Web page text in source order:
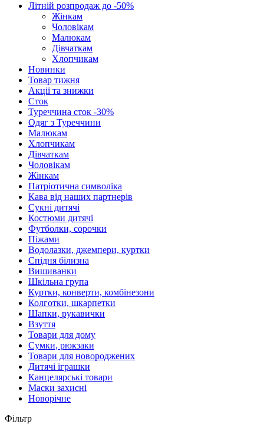
Літній розпродаж до -50%
Жінкам
Чоловікам
Малюкам
Дівчаткам
Хлопчикам
Новинки
Товар тижня
Акції та знижки
Сток
Туреччина сток -30%
Одяг з Туреччини
Малюкам
Хлопчикам
Дівчаткам
Чоловікам
Жінкам
Патріотична символіка
Кава від наших партнерів
Сукні дитячі
Костюми дитячі
Футболки, сорочки
Піжами
Водолазки, джемпери, куртки
Спідня білизна
Вишиванки
Шкільна група
Куртки, конверти, комбінезони
Колготки, шкарпетки
Шапки, рукавички
Взуття
Товари для дому
Сумки, рюкзаки
Товари для новороджених
Дитячі іграшки
Канцелярські товари
Маски захисні
Новорічне
Фільтр